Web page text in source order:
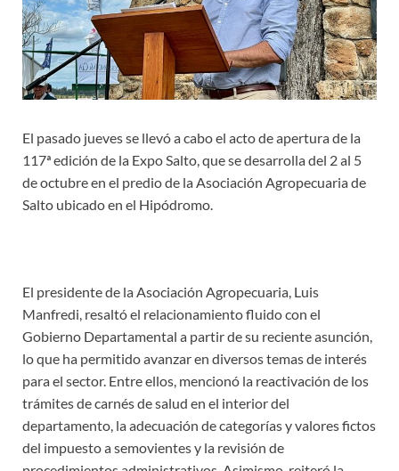
El pasado jueves se llevó a cabo el acto de apertura de la
117ª edición de la Expo Salto, que se desarrolla del 2 al 5
de octubre en el predio de la Asociación Agropecuaria de
Salto ubicado en el Hipódromo.
El presidente de la Asociación Agropecuaria, Luis
Manfredi, resaltó el relacionamiento fluido con el
Gobierno Departamental a partir de su reciente asunción,
lo que ha permitido avanzar en diversos temas de interés
para el sector. Entre ellos, mencionó la reactivación de los
trámites de carnés de salud en el interior del
departamento, la adecuación de categorías y valores fictos
del impuesto a semovientes y la revisión de